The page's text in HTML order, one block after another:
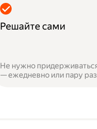
Решайте сами
Не нужно
— ежедневно или пару